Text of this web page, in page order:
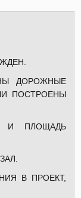
ДОРОЖНЫЕ
ПОСТРОЕНЫ
И ПЛОЩАДЬ
В ПРОЕКТ,